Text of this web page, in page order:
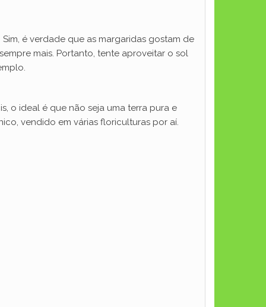
é verdade que as margaridas gostam de
mais. Portanto, tente aproveitar o sol
o ideal é que não seja uma terra pura e
vendido em várias floriculturas por aí.